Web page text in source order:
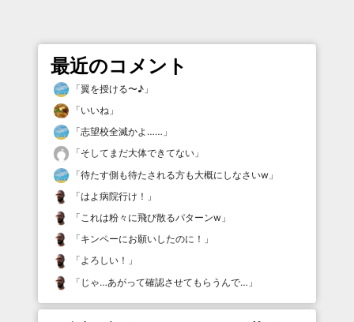
最近のコメント
「翼を授ける〜♪ 」
「いいね 」
「志望校全滅かよ…… 」
「そしてまだ大体できてない 」
「待たす側も待たされる方も大概にしなさいw 」
「はよ病院行け！ 」
「 これは粉々に飛び散るパターンw 」
「キンペーにお願いしたのに！ 」
「よろしい！ 」
「 じゃ…あがって確認させてもらうんで… 」